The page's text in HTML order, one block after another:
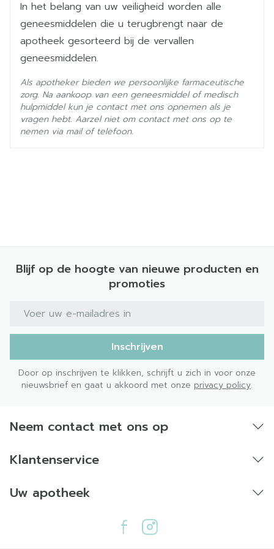
geneesmiddelen voor de behandeling van
gewrichtspijn en -ontsteking (steroïden en
corticosteroïden).
In het belang van uw veiligheid worden alle
geneesmiddelen die u terugbrengt naar de
apotheek gesorteerd bij de vervallen
geneesmiddelen.
Als apotheker bieden we persoonlijke farmaceutische
zorg. Na aankoop van een geneesmiddel of medisch
hulpmiddel kun je contact met ons opnemen als je
vragen hebt. Aarzel niet om contact met ons op te
nemen via mail of telefoon.
Blijf op de hoogte van nieuwe producten en
promoties
E-mail adres
Inschrijven
Door op inschrijven te klikken, schrijft u zich in voor onze
nieuwsbrief en gaat u akkoord met onze privacy policy.
Neem contact met ons op
Klantenservice
Uw apotheek